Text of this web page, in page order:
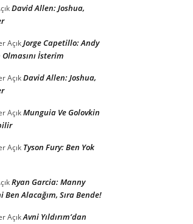
David Allen: Joshua,
AçıkJorge Capetillo: Andy
İsterim
AçıkDavid Allen: Joshua,
AçıkMunguia Ve Golovkin
Açık Tyson Fury: Ben Yok
Ryan Garcia: Manny
Alacağım, Sıra Bende!
AçıkAvni Yıldırım’dan